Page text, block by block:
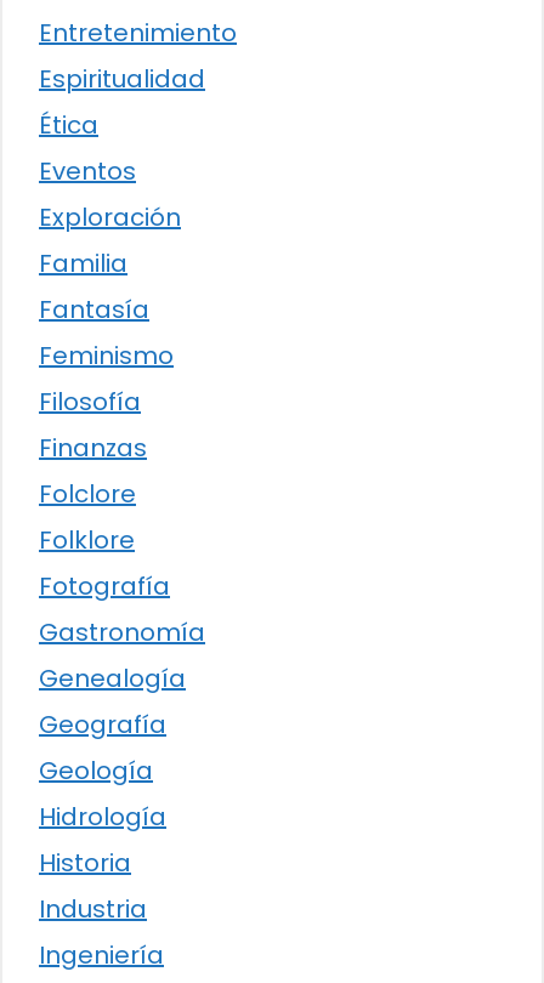
Entretenimiento
Espiritualidad
Ética
Eventos
Exploración
Familia
Fantasía
Feminismo
Filosofía
Finanzas
Folclore
Folklore
Fotografía
Gastronomía
Genealogía
Geografía
Geología
Hidrología
Historia
Industria
Ingeniería